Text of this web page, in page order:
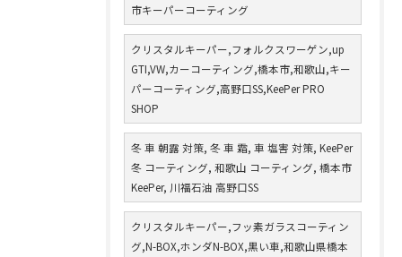
市キーパーコーティング
クリスタルキーパー,フォルクスワーゲン,up
GTI,VW,カーコーティング,橋本市,和歌山,キー
パーコーティング,高野口SS,KeePer PRO
SHOP
冬 車 朝露 対策, 冬 車 霜, 車 塩害 対策, KeePer
冬 コーティング, 和歌山 コーティング, 橋本市
KeePer, 川福石油 高野口SS
クリスタルキーパー,フッ素ガラスコーティン
グ,N-BOX,ホンダN-BOX,黒い車,和歌山県橋本